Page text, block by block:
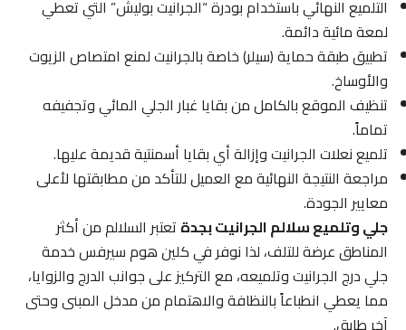
التلميع النهائي باستخدام بودرة “الجرانيت بوليش” التي تعطي
لمعة مائية دائمة.
تطبيق طبقة حماية (سيلر) خاصة بالجرانيت لمنع امتصاص الزيوت
والأوساخ.
تنظيف الموقع بالكامل من بقايا غبار الجلي المائي وتجفيفه
تماماً.
تلميع نعلات الجرانيت وإزالة أي بقايا أسمنتية قديمة عليها.
مراجعة النتيجة النهائية مع العميل للتأكد من مطابقتها لأعلى
معايير الجودة.
جلي وتلميع سلالم الجرانيت بجدةتعتبر السلالم من أكثر
المناطق عرضة للتلف، لذا نوفر في كلين هوم سيرفس خدمة
جلي درج الجرانيت وتلميعه، مع التركيز على جوانب الدرج والزوايا،
مما يعطي انطباعاً بالنظافة والاهتمام من مدخل المبنى وحتى
آخر طابق.